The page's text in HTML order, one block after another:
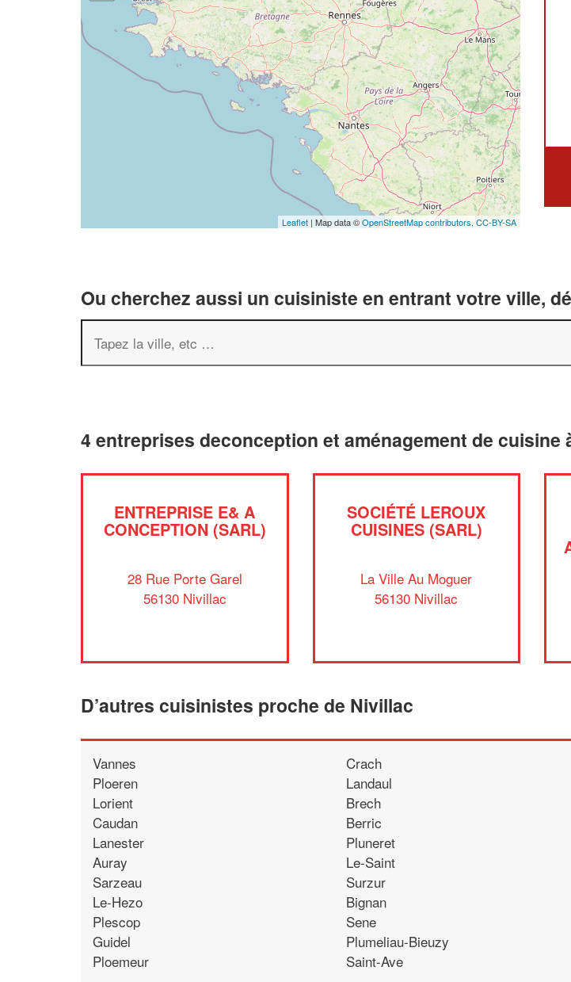
Leaflet | Map data ©OpenStreetMap contributors, CC-BY-SA
Ou cherchez aussi un cuisiniste en entrant votre ville,
4 entreprises deconception et aménagement de cuisine
ENTREPRISE E& A
CONCEPTION (SARL)
28 Rue Porte Garel
56130 Nivillac
SOCIÉTÉ LEROUX
CUISINES (SARL)
La Ville Au Moguer
56130 Nivillac
D’autres cuisinistes proche de Nivillac
Vannes
Ploeren
Lorient
Caudan
Lanester
Auray
Sarzeau
Le-Hezo
Plescop
Guidel
Ploemeur
Crach
Landaul
Brech
Berric
Pluneret
Le-Saint
Surzur
Bignan
Sene
Plumeliau-Bieuzy
Saint-Ave